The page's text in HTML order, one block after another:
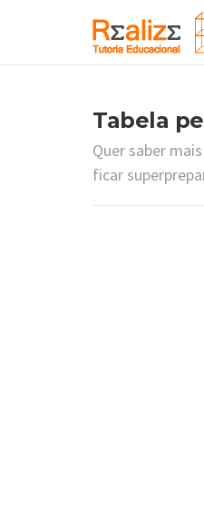
Tabela
Quer saber
ficar